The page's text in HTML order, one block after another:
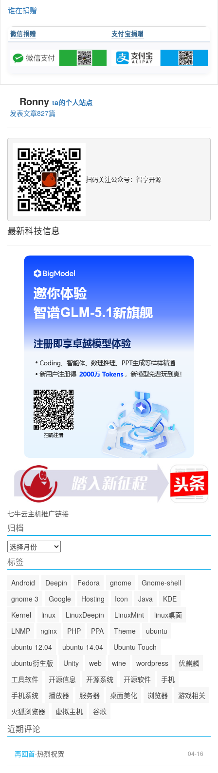
谁在捐赠
微信捐赠 支付宝捐赠
Ronny ta的个人站点
发表文章827篇
扫码关注公众号：智享开源
最新科技信息
七牛云主机推广链接
归档
归
档
标签
Android Deepin Fedora gnome
Gnome-shell
gnome 3
Google Hosting Icon Java
KDE
Kernel
linux LinuxDeepin LinuxMint
linux桌面
LNMP
nginx PHP PPA Theme
ubuntu
ubuntu 12.04
ubuntu 14.04
Ubuntu Touch
ubuntu衍生版
Unity web wine wordpress
优麒麟
工具软件
开源信息 开源系统 开源软件
手机
手机系统
播放器 服务器 桌面美化 浏览器
游戏相关
火狐浏览器
虚拟主机 谷歌
近期评论
再回首·热烈祝贺 04-16